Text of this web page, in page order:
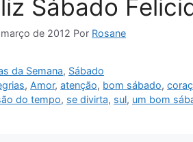
Sábado
de 2012 Por Rosane
da Semana, Sábado
, Amor,atenção, bom sábado,
do tempo, se divirta, sul, um bom